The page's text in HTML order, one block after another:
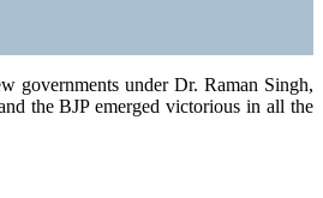
governments under Dr. Raman Singh,
the BJP emerged victorious in all the